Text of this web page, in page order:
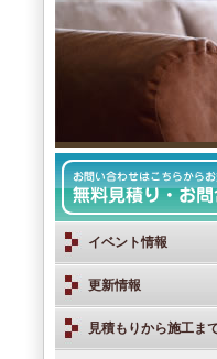
イベント情報
更新情報
見積もりから施工ま